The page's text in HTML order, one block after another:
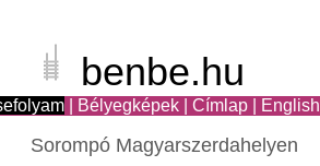
benbe.hu
Bélyegképek Címlap English
Sorompó Magyarszerdahelyen